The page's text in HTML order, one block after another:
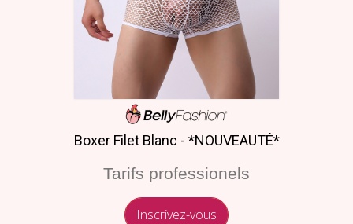
Boxer Filet Blanc - *NOUVEAUTÉ*
Tarifs professionels
Inscrivez-vous